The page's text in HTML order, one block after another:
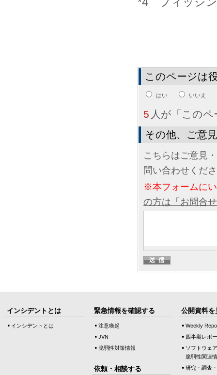
このページは
はい いいえ
5 人が「この
その他、ご意
こちらはご意見
問い合わせくだ
※本フォームに
の方は「お問合
インシデントとは
インシデントとは
緊急情報を確認する
注意喚起
JVN
脆弱性対策情報
依頼・相談する
公開資料を
Weekly
四半期レポ
ソフトウェ
脆弱性関連
研究・調査